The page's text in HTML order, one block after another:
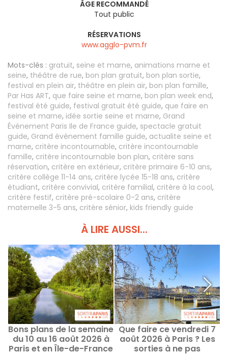
ÂGE RECOMMANDÉ
Tout public
RÉSERVATIONS
www.agglo-pvm.fr
Mots-clés : gratuit, seine et marne, animations marne et
seine, théâtre de rue, bon plan gratuit, bon plan sortie,
festival en plein air, théâtre en plein air, bon plan famille,
Par Has ART, que faire seine et marne, bon plan week end,
festival été guide, festival gratuit été guide, que faire en
seine et marne, idée sortie seine et marne, Grand
Événement Paris Ile de France guide, spectacle gratuit
guide, Grand évènement famille guide, actualite seine et
marne, critère incontournable, critère incontournable
famille, critère incontournable bon plan, critère sans
réservation, critère en extérieur, critère primaire 6-10 ans,
critère collège 11-14 ans, critère lycée 15-18 ans, critère
étudiant, critère convivial, critère familial, critère à la cool,
critère festif, critère pré-scolaire 0-2 ans, critère
maternelle 3-5 ans, critère sénior, kids friendly guide
À LIRE AUSSI...
Bons plans de la semaine
du 10 au 16 août 2026 à
Paris et en Île-de-France
Que faire ce vendredi 7
août 2026 à Paris ? Les
sorties à ne pas